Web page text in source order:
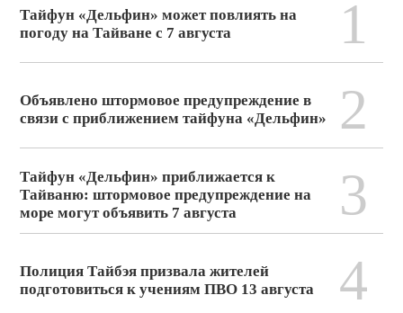
Тайфун «Дельфин» может повлиять на
погоду на Тайване с 7 августа
1
Объявлено штормовое предупреждение в
связи с приближением тайфуна «Дельфин»
2
Тайфун «Дельфин» приближается к
Тайваню: штормовое предупреждение на
море могут объявить 7 августа
3
Полиция Тайбэя призвала жителей
подготовиться к учениям ПВО 13 августа
4